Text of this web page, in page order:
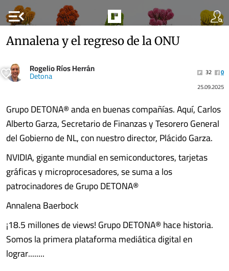
menu_open
Annalena y el regreso de la ONU
Rogelio Ríos Herrán
Detona 32
0
25.09.2025
Grupo DETONA®️ anda en buenas compañías. Aquí, Carlos
Alberto Garza, Secretario de Finanzas y Tesorero General
del Gobierno de NL, con nuestro director, Plácido Garza.
NVIDIA, gigante mundial en semiconductores, tarjetas
gráficas y microprocesadores, se suma a los
patrocinadores de Grupo DETONA®
Annalena Baerbock
¡18.5 millones de views! Grupo DETONA®️ hace historia.
Somos la primera plataforma mediática digital en
lograr........